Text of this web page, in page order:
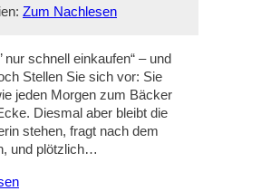
Zum Nachlesen
nur schnell einkaufen“ – und
Stellen Sie sich vor: Sie
jeden Morgen zum Bäcker
Diesmal aber bleibt die
stehen, fragt nach dem
und plötzlich…